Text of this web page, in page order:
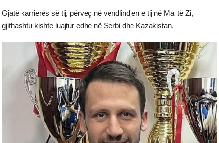
Gjatë karrierës së tij, përveç në vendlindjen e tij në Mal të Zi,
gjithashtu kishte luajtur edhe në Serbi dhe Kazakistan.